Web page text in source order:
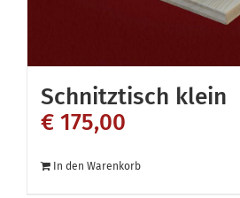
Schnitztisch klein
€ 175,00
In den Warenkorb